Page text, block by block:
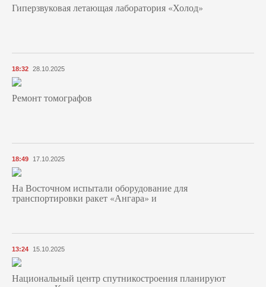
Гиперзвуковая летающая лаборатория «Холод»
18:32 28.10.2025
Ремонт томографов
18:49 17.10.2025
На Восточном испытали оборудование для
транспортировки ракет «Ангара» и
13:24 15.10.2025
Национальный центр спутникостроения планируют